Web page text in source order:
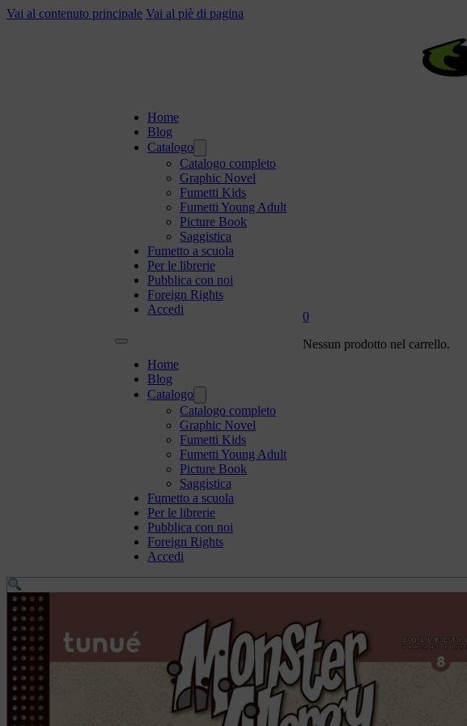
Vai al contenuto principale Vai al piè di pagina
Home
Blog
Catalogo
Catalogo completo
Graphic Novel
Fumetti Kids
Fumetti Young Adult
Picture Book
Saggistica
Fumetto a scuola
Per le librerie
Pubblica con noi
Foreign Rights
Accedi
Home
Blog
Catalogo
Catalogo completo
Graphic Novel
Fumetti Kids
Fumetti Young Adult
Picture Book
Saggistica
Fumetto a scuola
Per le librerie
Pubblica con noi
Foreign Rights
Accedi
0
Nessun prodotto nel carrello.